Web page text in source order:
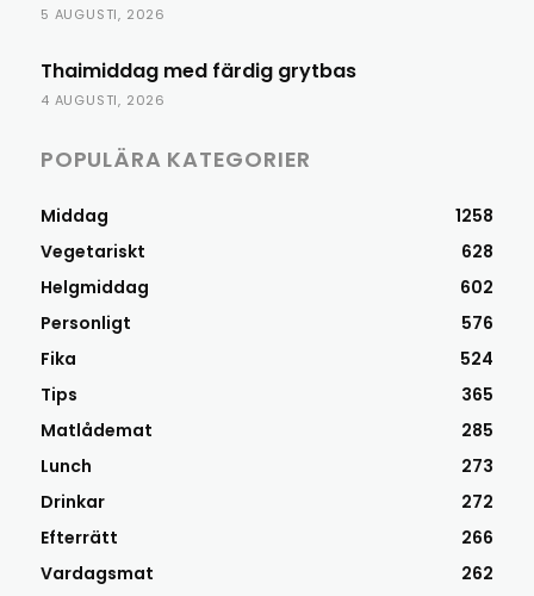
5 AUGUSTI, 2026
Thaimiddag med färdig grytbas
4 AUGUSTI, 2026
POPULÄRA KATEGORIER
Middag
1258
Vegetariskt
628
Helgmiddag
602
Personligt
576
Fika
524
Tips
365
Matlådemat
285
Lunch
273
Drinkar
272
Efterrätt
266
Vardagsmat
262